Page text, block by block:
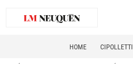
HOME CIPOLLETTI